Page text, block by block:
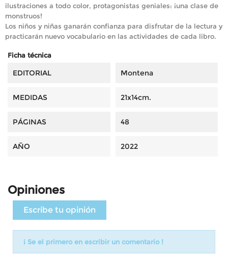
ilustraciones a todo color, protagonistas geniales: ¡una clase de
monstruos!
Los niños y niñas ganarán confianza para disfrutar de la lectura y
practicarán nuevo vocabulario en las actividades de cada libro.
Ficha técnica
EDITORIAL Montena
MEDIDAS 21x14cm.
PÁGINAS 48
AÑO 2022
Opiniones
Escribe tu opinión
¡ Se el primero en escribir un comentario !